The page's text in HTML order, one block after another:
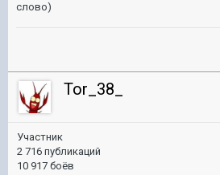
слово)
Tor_38_
Участник
2 716 публикаций
10 917 боёв